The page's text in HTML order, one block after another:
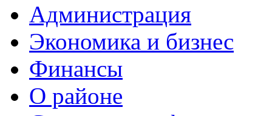
Администрация
Экономика и бизнес
Финансы
О районе